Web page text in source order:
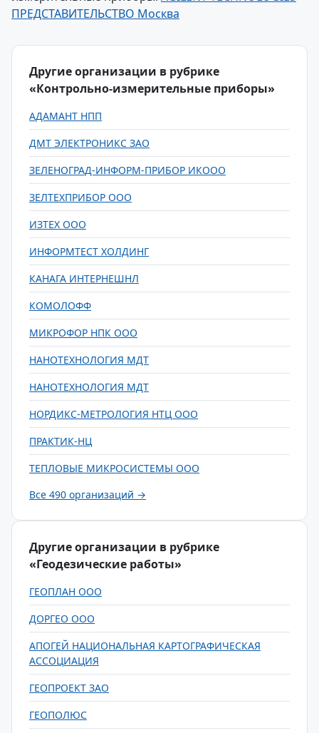
ПРЕДСТАВИТЕЛЬСТВО Москва
Другие организации в рубрике
«Контрольно-измерительные приборы»
АДАМАНТ НПП
ДМТ ЭЛЕКТРОНИКС ЗАО
ЗЕЛЕНОГРАД-ИНФОРМ-ПРИБОР ИКООО
ЗЕЛТЕХПРИБОР ООО
ИЗТЕХ ООО
ИНФОРМТЕСТ ХОЛДИНГ
КАНАГА ИНТЕРНЕШНЛ
КОМОЛОФФ
МИКРОФОР НПК ООО
НАНОТЕХНОЛОГИЯ МДТ
НАНОТЕХНОЛОГИЯ МДТ
НОРДИКС-МЕТРОЛОГИЯ НТЦ ООО
ПРАКТИК-НЦ
ТЕПЛОВЫЕ МИКРОСИСТЕМЫ ООО
Все 490 организаций →
Другие организации в рубрике
«Геодезические работы»
ГЕОПЛАН ООО
ДОРГЕО ООО
АПОГЕЙ НАЦИОНАЛЬНАЯ КАРТОГРАФИЧЕСКАЯ
АССОЦИАЦИЯ
ГЕОПРОЕКТ ЗАО
ГЕОПОЛЮС